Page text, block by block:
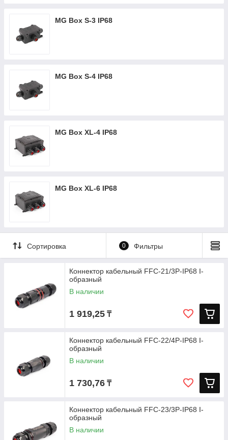
MG Box S-3 IP68
MG Box S-4 IP68
MG Box XL-4 IP68
MG Box XL-6 IP68
Сортировка 0 Фильтры
Коннектор кабельный FFC-21/3P-IP68 I-
образный
В наличии
1 919,25 ₸
Коннектор кабельный FFC-22/4P-IP68 I-
образный
В наличии
1 730,76 ₸
Коннектор кабельный FFC-23/3P-IP68 I-
образный
В наличии